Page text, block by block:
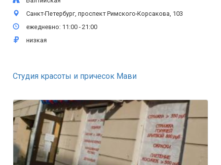
Санкт-Петербург, проспект Римского-Корсакова, 103
ежедневно: 11:00 - 21:00
низкая
Студия красоты и причесок Мави